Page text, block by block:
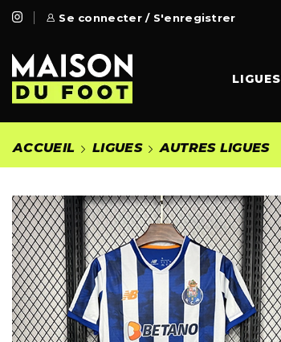
Se connecter / S'enregistrer
à partir de 99€ Go Shop
LIGUES
ACCUEIL LIGUES AUTRES LIGUES